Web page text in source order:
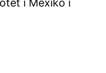
i Mexiko i